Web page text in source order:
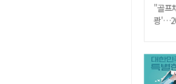
"골프
쾅